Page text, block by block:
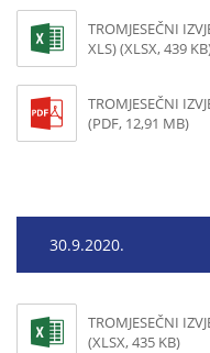
TROMJESEČNI
XLS) (XLSX, 439
TROMJESEČNI
(PDF, 12,91 MB)
30.9.2020.
TROMJESEČNI
(XLSX, 435 KB)